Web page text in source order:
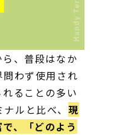
、普段はなか
わず使用され
ることの多い
ルと比べ、 現
、「どのよう